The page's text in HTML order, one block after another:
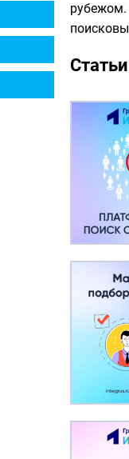
рубежом.